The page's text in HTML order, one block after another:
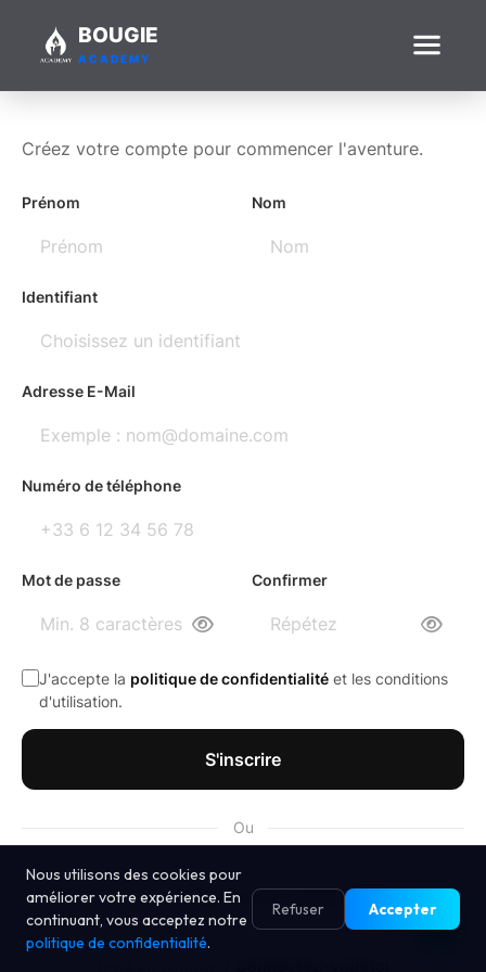
BOUGIE
ACADEMY
Inscription
Créez votre compte pour commencer l'aventure.
Prénom Nom
Identifiant
Adresse E-Mail
Numéro de téléphone
Mot de passe Confirmer
J'accepte la politique de confidentialité et les conditions
d'utilisation.
S'inscrire
Ou
Continuer avec Google
Nous utilisons des cookies pour
améliorer votre expérience. En
continuant, vous acceptez notre
politique de confidentialité.
Refuser Accepter